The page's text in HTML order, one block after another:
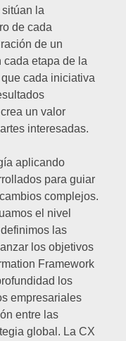
la
de cada
de un
cada etapa de la
cada iniciativa
un valor
interesadas.
aplicando
para guiar
complejos.
el nivel
las
los objetivos
Framework
los
empresariales
entre las
global. La CX